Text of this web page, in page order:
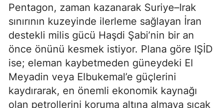
Pentagon, zaman kazanarak Suriye–Irak
sınırının kuzeyinde ilerleme sağlayan İran
destekli milis gücü Haşdi Şabi’nin bir an
önce önünü kesmek istiyor. Plana göre IŞİD
ise; eleman kaybetmeden güneydeki El
Meyadin veya Elbukemal’e güçlerini
kaydırarak, en önemli ekonomik kaynağı
olan petrollerini koruma altına almaya sıcak